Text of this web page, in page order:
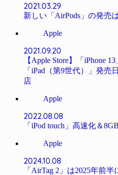
2021.03.29
新しい「AirPods」の発売
Apple
2021.09.20
【Apple Store】「iPhone
「iPad（第9世代）」発売
店
Apple
2022.08.08
「iPod touch」高速化＆
Apple
2024.10.08
「AirTag 2」は2025年前半